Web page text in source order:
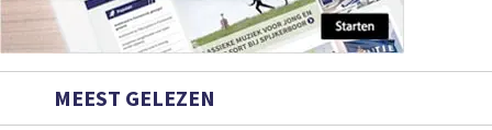
MEEST GELEZEN